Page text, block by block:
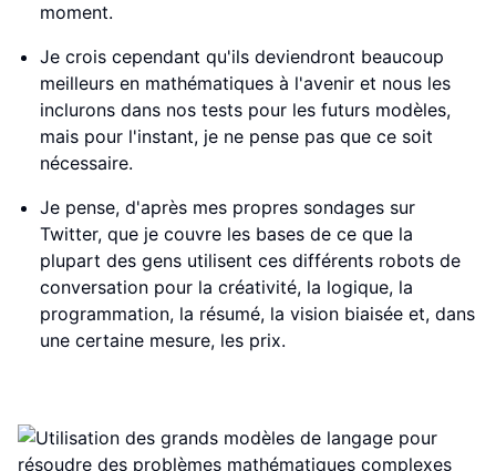
moment.
Je crois cependant qu'ils deviendront beaucoup
meilleurs en mathématiques à l'avenir et nous les
inclurons dans nos tests pour les futurs modèles,
mais pour l'instant, je ne pense pas que ce soit
nécessaire.
Je pense, d'après mes propres sondages sur
Twitter, que je couvre les bases de ce que la
plupart des gens utilisent ces différents robots de
conversation pour la créativité, la logique, la
programmation, la résumé, la vision biaisée et, dans
une certaine mesure, les prix.